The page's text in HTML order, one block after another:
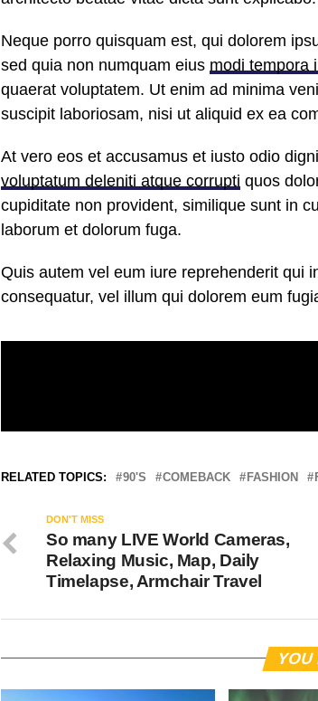
Neque porro quisquam est, qui dolorem
sed quia non numquam eius modi tempora
quaerat voluptatem. Ut enim ad minima
suscipit laboriosam, nisi ut aliquid ex ea
At vero eos et accusamus et iusto odio
voluptatum deleniti atque corrupti quos
cupiditate non provident, similique sunt in
laborum et dolorum fuga.
Quis autem vel eum iure reprehenderit qui
consequatur, vel illum qui dolorem eum
RELATED TOPICS: 90'S COMEBACK FASHION
DON'T MISS
So many LIVE World Cameras,
Relaxing Music, Map, Daily
Timelapse, Armchair Travel
YOU